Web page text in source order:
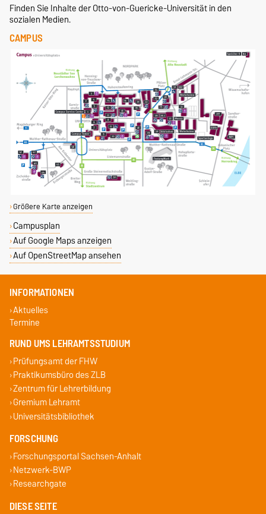
Finden Sie Inhalte der Otto-von-Guericke-Universität in den
sozialen Medien.
CAMPUS
Größere Karte anzeigen
Campusplan
Auf Google Maps anzeigen
Auf OpenStreetMap ansehen
INFORMATIONEN
Aktuelles
Termine
RUND UMS LEHRAMTSSTUDIUM
Prüfungsamt der FHW
Praktikumsbüro des ZLB
Zentrum für Lehrerbildung
Gremium Lehramt
Universitätsbibliothek
FORSCHUNG
Forschungsportal Sachsen-Anhalt
Netzwerk-BWP
Researchgate
DIESE SEITE